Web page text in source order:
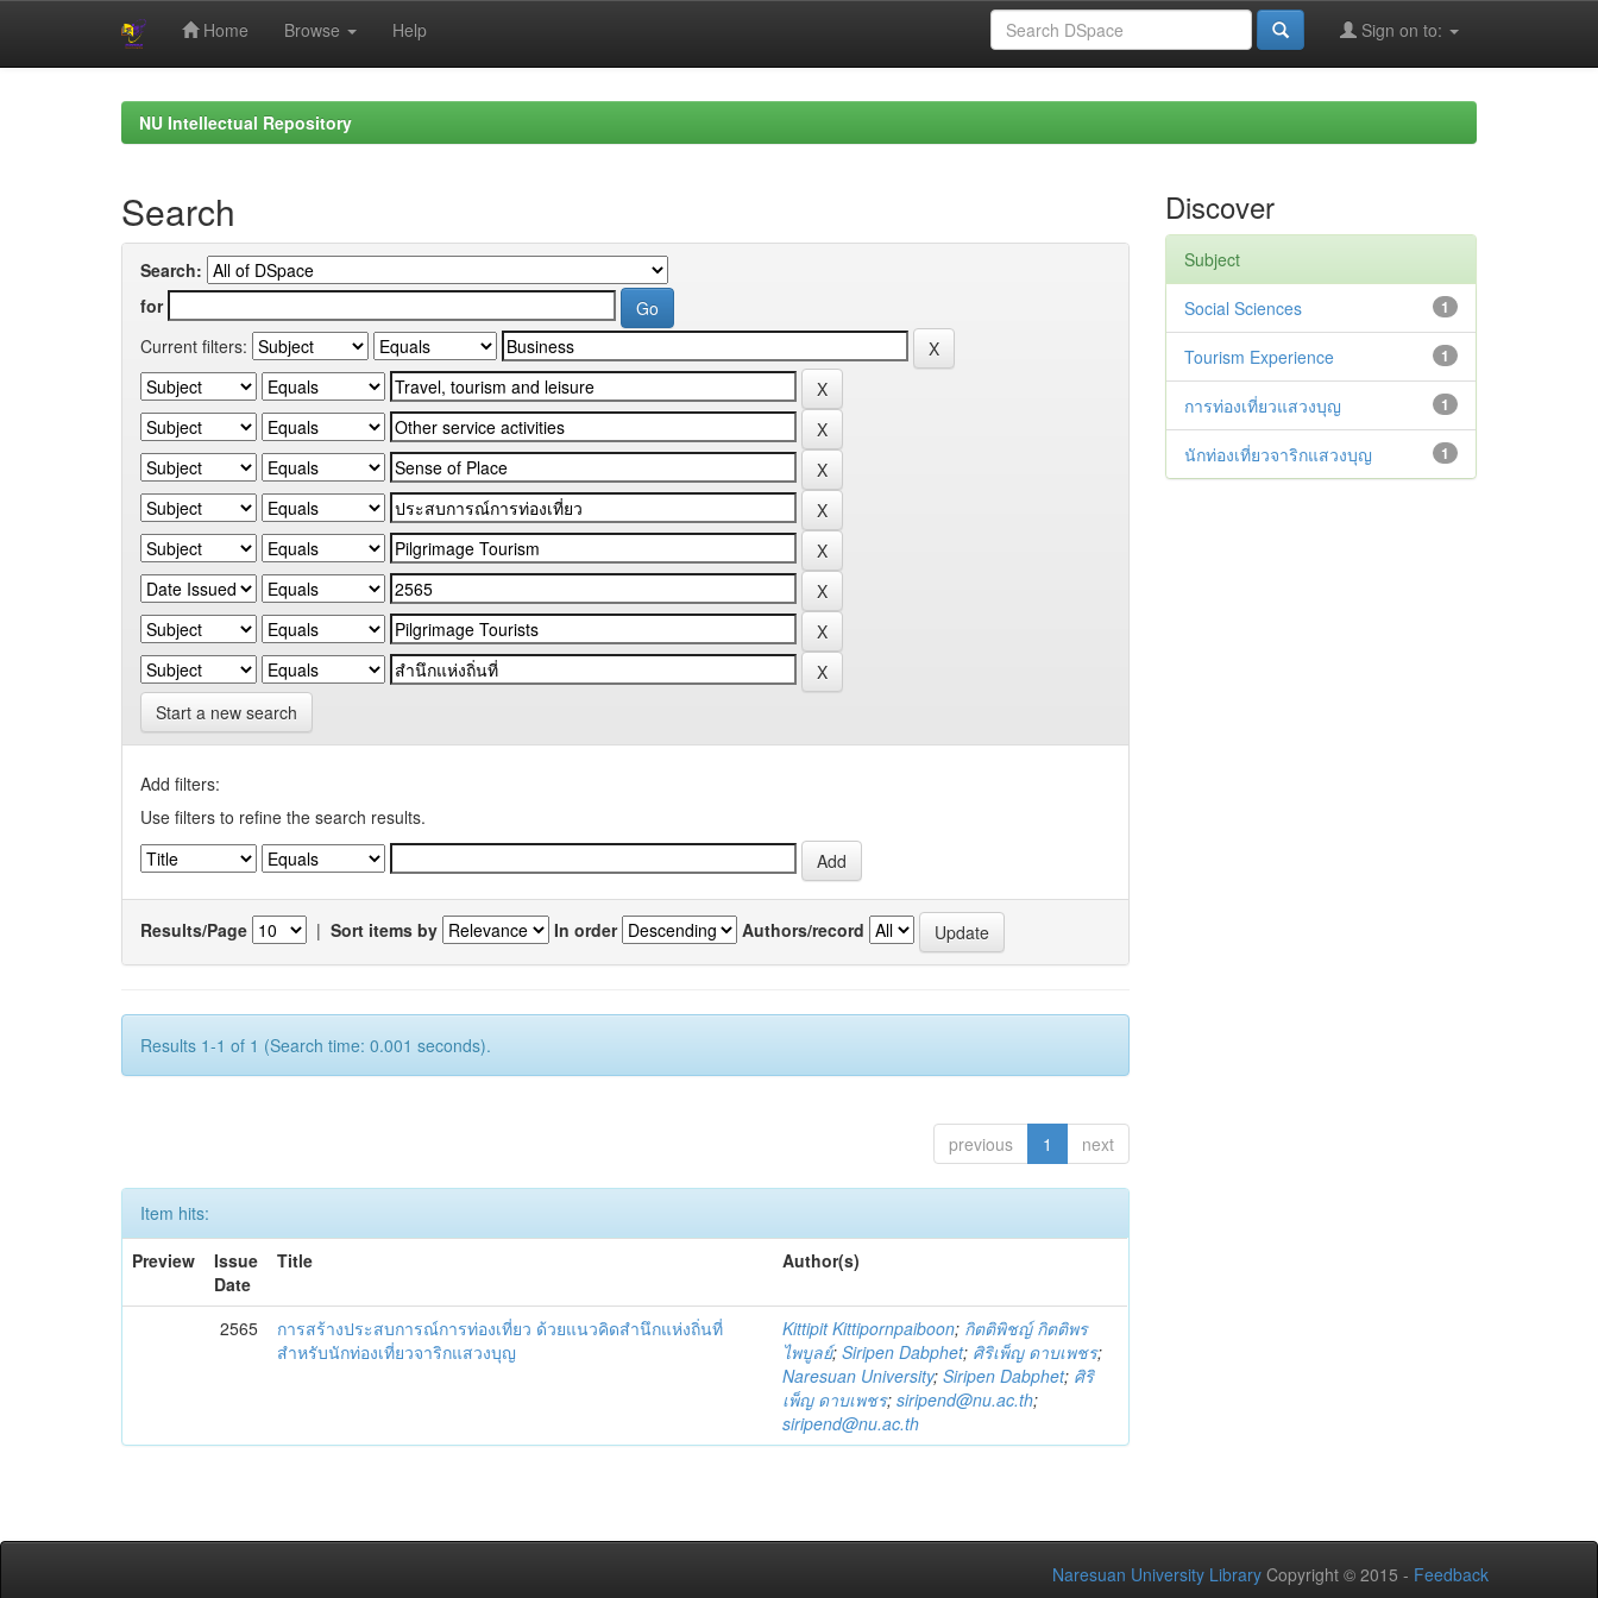
Home Browse Help Sign on to:
NU Intellectual Repository
Search
Search:
for
Current filters:
Start a new search
Add filters:
Use filters to refine the search results.
Results/Page | Sort items by In order Authors/record
Results 1-1 of 1 (Search time: 0.001 seconds).
previous 1 next
Item hits:
Preview
Issue
Date
Title Author(s)
2565
การสร้างประสบการณ์การท่องเที่ยว ด้วยแนวคิดสำนึกแห่งถิ่นที่
สำหรับนักท่องเที่ยวจาริกแสวงบุญ
Kittipit Kittipornpaiboon; กิตติพิชญ์ กิตติพร
ไพบูลย์;Siripen Dabphet; ศิริเพ็ญ ดาบเพชร;
Naresuan University;Siripen Dabphet; ศิริ
เพ็ญ ดาบเพชร;siripend@nu.ac.th;
siripend@nu.ac.th
Discover
Subject
1
Social Sciences
1
Tourism Experience
1
การท่องเที่ยวแสวงบุญ
1
นักท่องเที่ยวจาริกแสวงบุญ
Naresuan University Library Copyright © 2015 - Feedback